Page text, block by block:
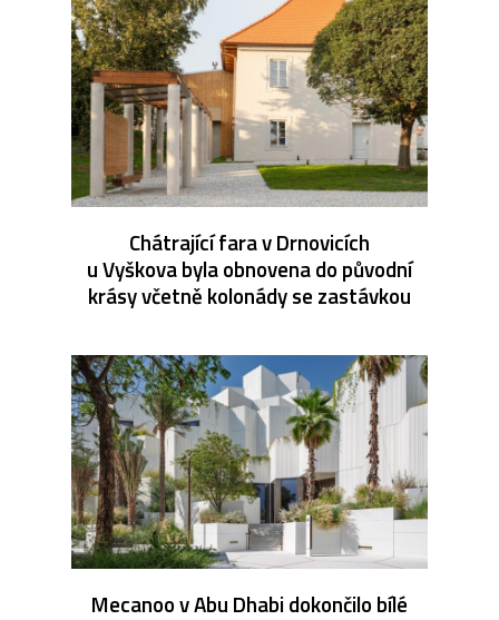
Chátrající fara v Drnovicích
u Vyškova byla obnovena do původní
krásy včetně kolonády se zastávkou
Mecanoo v Abu Dhabi dokončilo bílé